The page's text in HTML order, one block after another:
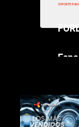
SOPORTE
$157,000.00